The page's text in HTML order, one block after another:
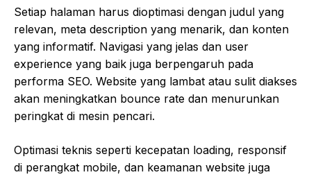
Setiap halaman harus dioptimasi dengan judul yang
relevan, meta description yang menarik, dan konten
yang informatif. Navigasi yang jelas dan user
experience yang baik juga berpengaruh pada
performa SEO. Website yang lambat atau sulit diakses
akan meningkatkan bounce rate dan menurunkan
peringkat di mesin pencari.
Optimasi teknis seperti kecepatan loading, responsif
di perangkat mobile, dan keamanan website juga